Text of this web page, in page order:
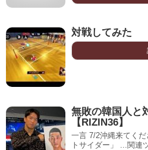
対戦してみた
無敗の韓国人と
【RIZIN36】
一言 7/2沖縄来てく
トサイダー」 ...関連